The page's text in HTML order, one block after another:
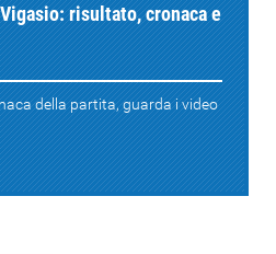
risultato, cronaca e
della partita, guarda i video